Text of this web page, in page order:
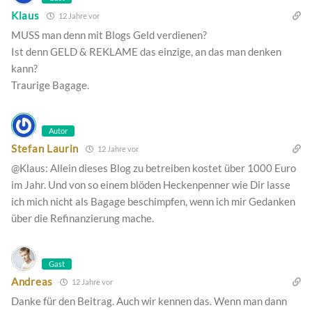
Klaus 12 Jahre vor
MUSS man denn mit Blogs Geld verdienen?
Ist denn GELD & REKLAME das einzige, an das man denken
kann?
Traurige Bagage.
Autor
Stefan Laurin 12 Jahre vor
@Klaus: Allein dieses Blog zu betreiben kostet über 1000 Euro
im Jahr. Und von so einem blöden Heckenpenner wie Dir lasse
ich mich nicht als Bagage beschimpfen, wenn ich mir Gedanken
über die Refinanzierung mache.
Gast
Andreas 12 Jahre vor
Danke für den Beitrag. Auch wir kennen das. Wenn man dann